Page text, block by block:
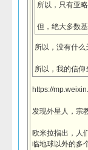
所以，只有亚
但，绝大多数
所以，没有什
所以，我的信仰
https://
发现外星人，宗
欧米拉指出，人
临地球以外的多